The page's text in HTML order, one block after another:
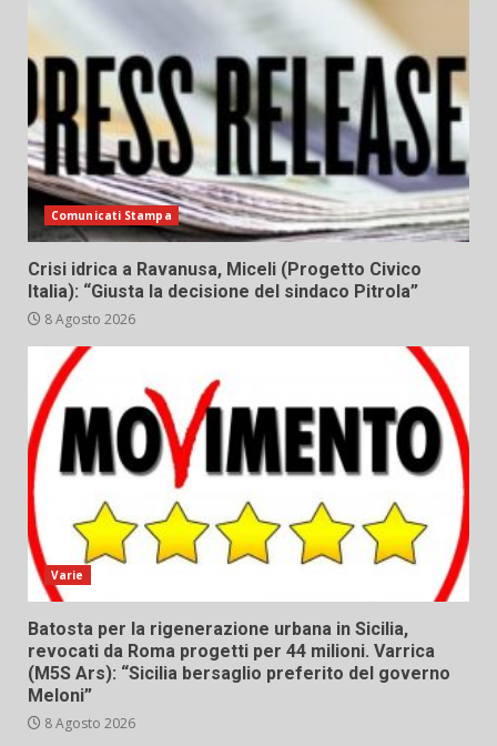
Comunicati Stampa
Crisi idrica a Ravanusa, Miceli (Progetto Civico
Italia): “Giusta la decisione del sindaco Pitrola”
8 Agosto 2026
Varie
Batosta per la rigenerazione urbana in Sicilia,
revocati da Roma progetti per 44 milioni. Varrica
(M5S Ars): “Sicilia bersaglio preferito del governo
Meloni”
8 Agosto 2026